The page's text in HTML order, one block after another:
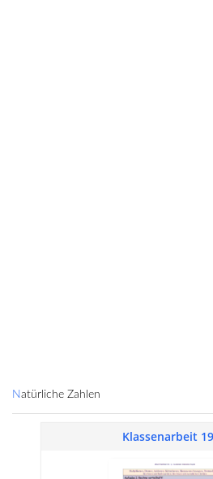
Natürliche Zahlen
Klassenarbeit